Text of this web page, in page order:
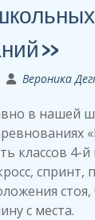
Вероника
в нашей
классов
с места.